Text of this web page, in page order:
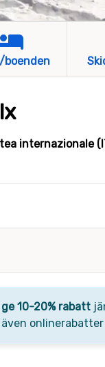
boenden
internazionale
10-20% rabatt